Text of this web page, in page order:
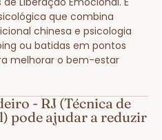
que combina
chinesa e psicologia
ou batidas em pontos
melhorar o bem-estar
- RJ (Técnica de
pode ajudar a reduzir